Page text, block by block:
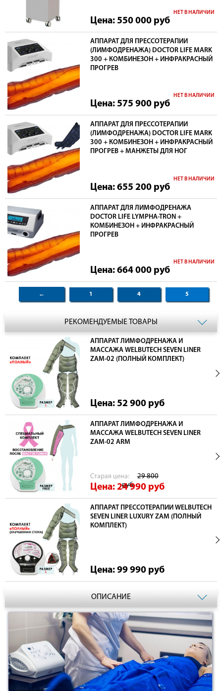
Цена: 550 000 руб
НЕТ В НАЛИЧИИ
АППАРАТ ДЛЯ ПРЕССОТЕРАПИИ
(ЛИМФОДРЕНАЖА) DOCTOR LIFE MARK
300 + КОМБИНЕЗОН + ИНФРАКРАСНЫЙ
ПРОГРЕВ
Цена: 575 900 руб
НЕТ В НАЛИЧИИ
АППАРАТ ДЛЯ ПРЕССОТЕРАПИИ
(ЛИМФОДРЕНАЖА) DOCTOR LIFE MARK
300 + КОМБИНЕЗОН + ИНФРАКРАСНЫЙ
ПРОГРЕВ + МАНЖЕТЫ ДЛЯ НОГ
Цена: 655 200 руб
НЕТ В НАЛИЧИИ
АППАРАТ ДЛЯ ЛИМФОДРЕНАЖА
DOCTOR LIFE LYMPHA-TRON +
КОМБИНЕЗОН + ИНФРАКРАСНЫЙ
ПРОГРЕВ
Цена: 664 000 руб
НЕТ В НАЛИЧИИ
← 1 4 5
РЕКОМЕНДУЕМЫЕ ТОВАРЫ
АППАРАТ ЛИМФОДРЕНАЖА И
МАССАЖА WELBUTECH SEVEN LINER
ZAM-02 (ПОЛНЫЙ КОМПЛЕКТ)
Цена: 52 900 руб
АППАРАТ ЛИМФОДРЕНАЖА И
МАССАЖА WELBUTECH SEVEN LINER
ZAM-02 ARM
Cтарая цена:
29 800
руб
Цена: 24 990 руб
АППАРАТ ПРЕССОТЕРАПИИ WELBUTECH
SEVEN LINER LUXURY ZAM (ПОЛНЫЙ
КОМПЛЕКТ)
Цена: 99 990 руб
ОПИСАНИЕ